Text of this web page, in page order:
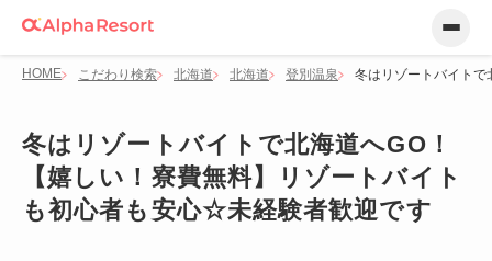
HOME こだわり検索 北海道 北海道 登別温泉 冬はリゾートバイト
冬はリゾートバイトで北海道へGO！
【嬉しい！寮費無料】リゾートバイト
も初心者も安心☆未経験者歓迎です